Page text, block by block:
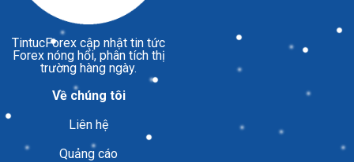
TintucForex cập nhật tin tức
Forex nóng hổi, phân tích thị
trường hàng ngày.
Về chúng tôi
Liên hệ
Quảng cáo